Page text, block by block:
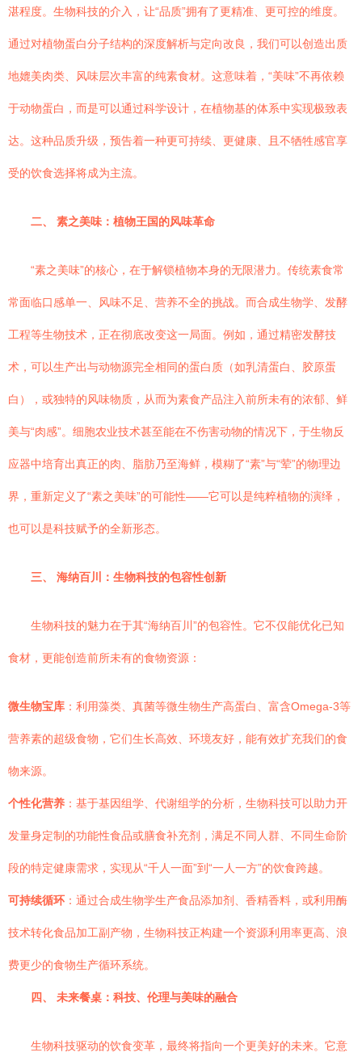
湛程度。生物科技的介入，让“品质”拥有了更精准、更可控的维度。
通过对植物蛋白分子结构的深度解析与定向改良，我们可以创造出质
地媲美肉类、风味层次丰富的纯素食材。这意味着，“美味”不再依赖
于动物蛋白，而是可以通过科学设计，在植物基的体系中实现极致表
达。这种品质升级，预告着一种更可持续、更健康、且不牺牲感官享
受的饮食选择将成为主流。
二、 素之美味：植物王国的风味革命
“素之美味”的核心，在于解锁植物本身的无限潜力。传统素食常
常面临口感单一、风味不足、营养不全的挑战。而合成生物学、发酵
工程等生物技术，正在彻底改变这一局面。例如，通过精密发酵技
术，可以生产出与动物源完全相同的蛋白质（如乳清蛋白、胶原蛋
白），或独特的风味物质，从而为素食产品注入前所未有的浓郁、鲜
美与“肉感”。细胞农业技术甚至能在不伤害动物的情况下，于生物反
应器中培育出真正的肉、脂肪乃至海鲜，模糊了“素”与“荤”的物理边
界，重新定义了“素之美味”的可能性——它可以是纯粹植物的演绎，
也可以是科技赋予的全新形态。
三、 海纳百川：生物科技的包容性创新
生物科技的魅力在于其“海纳百川”的包容性。它不仅能优化已知
食材，更能创造前所未有的食物资源：
微生物宝库 ：利用藻类、真菌等微生物生产高蛋白、富含Omega-3等
营养素的超级食物，它们生长高效、环境友好，能有效扩充我们的食
物来源。
个性化营养 ：基于基因组学、代谢组学的分析，生物科技可以助力开
发量身定制的功能性食品或膳食补充剂，满足不同人群、不同生命阶
段的特定健康需求，实现从“千人一面”到“一人一方”的饮食跨越。
可持续循环 ：通过合成生物学生产食品添加剂、香精香料，或利用酶
技术转化食品加工副产物，生物科技正构建一个资源利用率更高、浪
费更少的食物生产循环系统。
四、 未来餐桌：科技、伦理与美味的融合
生物科技驱动的饮食变革，最终将指向一个更美好的未来。它意